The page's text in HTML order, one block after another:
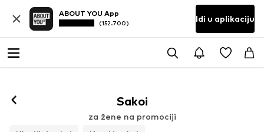
ABOUT YOU App
(152.700) Idi u aplikaciju
Sakoi
za žene na promociji